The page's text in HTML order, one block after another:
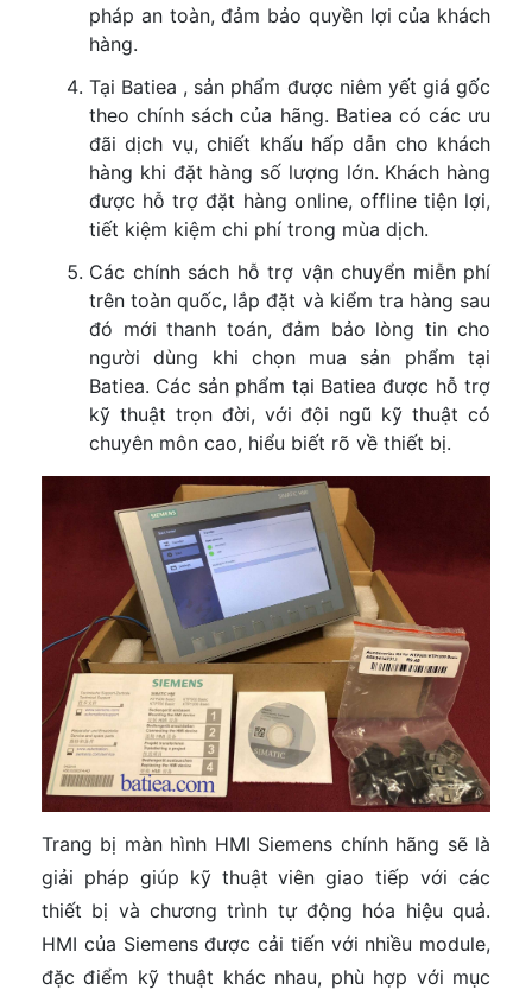
pháp an toàn, đảm bảo quyền lợi của khách
hàng.
Tại Batiea , sản phẩm được niêm yết giá gốc
theo chính sách của hãng. Batiea có các ưu
đãi dịch vụ, chiết khấu hấp dẫn cho khách
hàng khi đặt hàng số lượng lớn. Khách hàng
được hỗ trợ đặt hàng online, offline tiện lợi,
tiết kiệm kiệm chi phí trong mùa dịch.
Các chính sách hỗ trợ vận chuyển miễn phí
trên toàn quốc, lắp đặt và kiểm tra hàng sau
đó mới thanh toán, đảm bảo lòng tin cho
người dùng khi chọn mua sản phẩm tại
Batiea. Các sản phẩm tại Batiea được hỗ trợ
kỹ thuật trọn đời, với đội ngũ kỹ thuật có
chuyên môn cao, hiểu biết rõ về thiết bị.
Trang bị màn hình HMI Siemens chính hãng sẽ là
giải pháp giúp kỹ thuật viên giao tiếp với các
thiết bị và chương trình tự động hóa hiệu quả.
HMI của Siemens được cải tiến với nhiều module,
đặc điểm kỹ thuật khác nhau, phù hợp với mục